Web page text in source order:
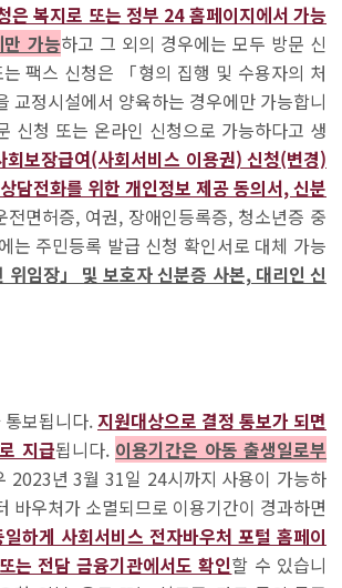
은 복지로 또는 정부 24 홈페이지에서 가능
가능하고 그 외의 경우에는 모두 방문 신
팩스 신청은 「형의 집행 및 수용자의 처
교정시설에서 양육하는 경우에만 가능합니
신청 또는 온라인 신청으로 가능하다고 생
보장급여(사회서비스 이용권) 신청(변경)
담전화를 위한 개인정보 제공 동의서, 신분
면허증, 여권, 장애인등록증, 청소년증 중
는 주민등록 발급 신청 확인서로 대체 가능
임장」 및 보호자 신분증 사본, 대리인 신
보됩니다. 지원대상으로 결정 통보가 되면
지급됩니다. 이용기간은 아동 출생일로부
2023년 3월 31일 24시까지 사용이 가능하
바우처가 소멸되므로 이용기간이 경과하면
하게 사회서비스 전자바우처 포털 홈페이
는 전담 금융기관에서도 확인할 수 있습니